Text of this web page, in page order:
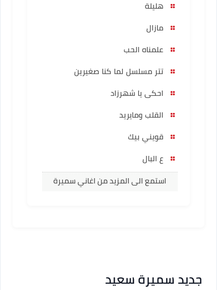
هليلة
مازال
علمناه الحب
تتر مسلسل لما كنا صغيرين
احكى يا شهرزاد
القلب ومايريد
قويني بيك
ع البال
استمع الى المزيد من اغاني سميرة
جديد سميرة سعيد